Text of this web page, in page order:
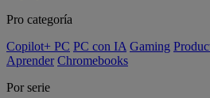
Pro categoría
Copilot+ PC PC con IA Gaming
Aprender Chromebooks
Por serie